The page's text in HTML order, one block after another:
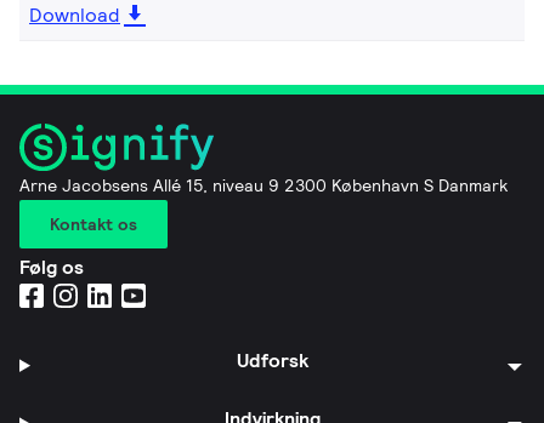
Download
Arne Jacobsens Allé 15, niveau 9 2300 København S Danmark
Kontakt os
Følg os
Udforsk